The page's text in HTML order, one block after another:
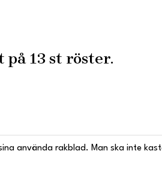
på 13 st röster.
använda rakblad. Man ska inte